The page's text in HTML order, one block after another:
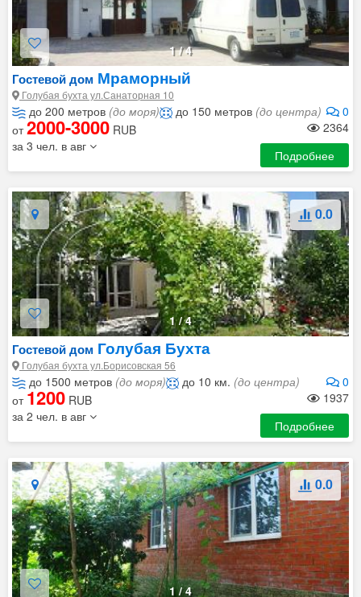
1/4
Гостевой дом Мраморный
Голубая бухта ул.Санаторная 10
до 200 метров (до моря) 0
до 150 метров (до центра)
2364
от2000-3000 RUB
за 3 чел. в авг
Подробнее
1/4
0.0
Гостевой дом Голубая Бухта
Голубая бухта ул.Борисовская 56
до 1500 метров (до моря) 0
до 10 км. (до центра)
1937
от 1200 RUB
за 2 чел. в авг
Подробнее
1/4
0.0